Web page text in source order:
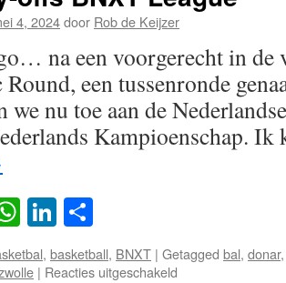
4, 2024door Rob de Keijzer
na een voorgerecht in de
een tussenronde
we nu toe aan de
Kampioenschap.
WhatsApp
LinkedIn
, basketball, BNXT | Getagged bal, donar
| Reacties uitgeschakeld